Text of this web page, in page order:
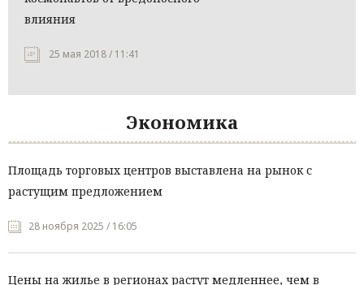
влияния
25 мая 2018 / 11:41
Экономика
Площадь торговых центров выставлена на рынок с
растущим предложением
28 ноября 2025 / 16:05
Цены на жилье в регионах растут медленнее, чем в